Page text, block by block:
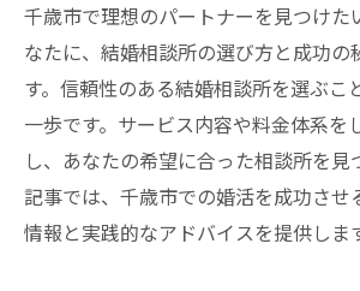
千歳市で理想のパートナーを見つけた
なたに、結婚相談所の選び方と成功の
す。信頼性のある結婚相談所を選ぶこ
一歩です。サービス内容や料金体系を
し、あなたの希望に合った相談所を見
記事では、千歳市での婚活を成功させ
情報と実践的なアドバイスを提供しま